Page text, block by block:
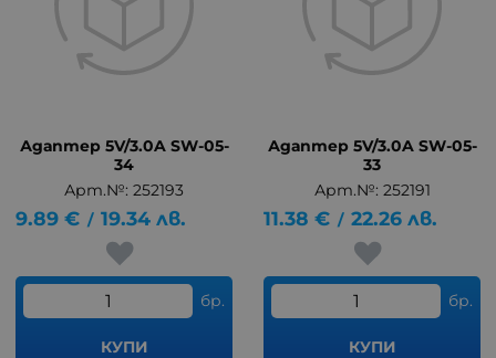
Адаптер 5V/3.0A SW-05-
34
Арт.№: 252193
9.89 € / 19.34 лв.
бр.
КУПИ
Адаптер 5V/3.0A SW-05-
33
Арт.№: 252191
11.38 € / 22.26 лв.
бр.
КУПИ